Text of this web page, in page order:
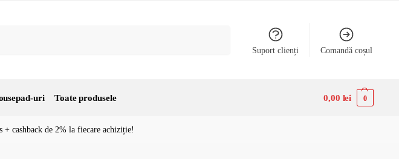
Suport clienți Comandă coșul
uri Toate produsele 0,00 lei 0
+ cashback de 2% la fiecare achiziție!